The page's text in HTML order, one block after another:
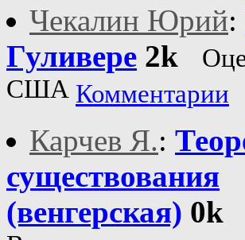
Чекалин Юрий:
Гуливере 2k
США Комментарии
Карчев Я.:
существования
(венгерская) 0k